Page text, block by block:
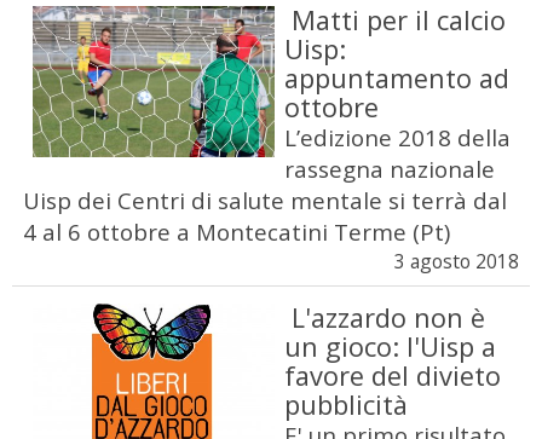
Matti per il calcio
Uisp:
appuntamento ad
ottobre
L’edizione 2018 della
rassegna nazionale
Uisp dei Centri di salute mentale si terrà dal
4 al 6 ottobre a Montecatini Terme (Pt)
3 agosto 2018
L'azzardo non è
un gioco: l'Uisp a
favore del divieto
pubblicità